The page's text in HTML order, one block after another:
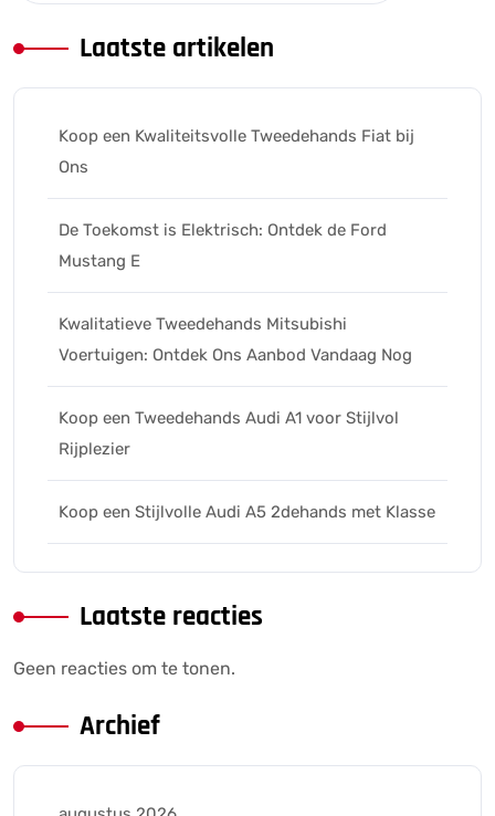
Laatste artikelen
Koop een Kwaliteitsvolle Tweedehands Fiat bij
Ons
De Toekomst is Elektrisch: Ontdek de Ford
Mustang E
Kwalitatieve Tweedehands Mitsubishi
Voertuigen: Ontdek Ons Aanbod Vandaag Nog
Koop een Tweedehands Audi A1 voor Stijlvol
Rijplezier
Koop een Stijlvolle Audi A5 2dehands met Klasse
Laatste reacties
Geen reacties om te tonen.
Archief